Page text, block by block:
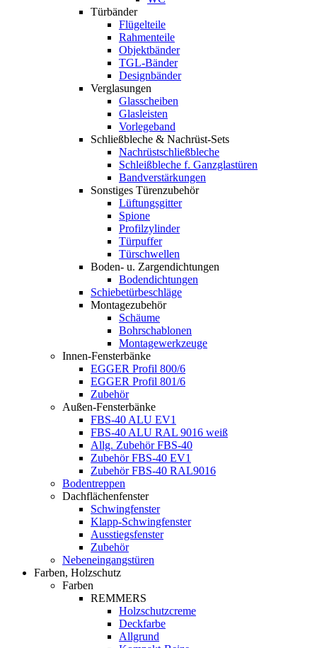
Türbänder
Flügelteile
Rahmenteile
Objektbänder
TGL-Bänder
Designbänder
Verglasungen
Glasscheiben
Glasleisten
Vorlegeband
Schließbleche & Nachrüst-Sets
Nachrüstschließbleche
Schleißbleche f. Ganzglastüren
Bandverstärkungen
Sonstiges Türenzubehör
Lüftungsgitter
Spione
Profilzylinder
Türpuffer
Türschwellen
Boden- u. Zargendichtungen
Bodendichtungen
Schiebetürbeschläge
Montagezubehör
Schäume
Bohrschablonen
Montagewerkzeuge
Innen-Fensterbänke
EGGER Profil 800/6
EGGER Profil 801/6
Zubehör
Außen-Fensterbänke
FBS-40 ALU EV1
FBS-40 ALU RAL 9016 weiß
Allg. Zubehör FBS-40
Zubehör FBS-40 EV1
Zubehör FBS-40 RAL9016
Bodentreppen
Dachflächenfenster
Schwingfenster
Klapp-Schwingfenster
Ausstiegsfenster
Zubehör
Nebeneingangstüren
Farben, Holzschutz
Farben
REMMERS
Holzschutzcreme
Deckfarbe
Allgrund